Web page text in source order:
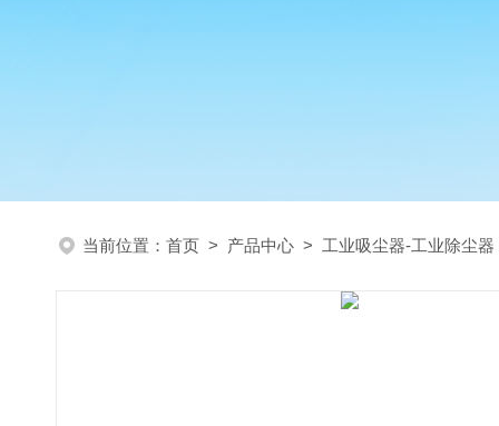
当前位置： 首页 > 产品中心 > 工业吸尘器-工业除尘器